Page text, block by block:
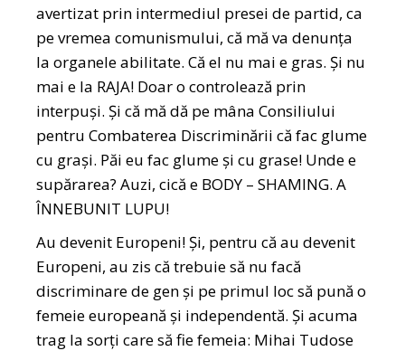
avertizat prin intermediul presei de partid, ca
pe vremea comunismului, că mă va denunța
la organele abilitate. Că el nu mai e gras. Și nu
mai e la RAJA! Doar o controlează prin
interpuși. Și că mă dă pe mâna Consiliului
pentru Combaterea Discriminării că fac glume
cu grași. Păi eu fac glume și cu grase! Unde e
supărarea? Auzi, cică e BODY – SHAMING. A
ÎNNEBUNIT LUPU!
Au devenit Europeni! Și, pentru că au devenit
Europeni, au zis că trebuie să nu facă
discriminare de gen și pe primul loc să pună o
femeie europeană și independentă. Și acuma
trag la sorți care să fie femeia: Mihai Tudose